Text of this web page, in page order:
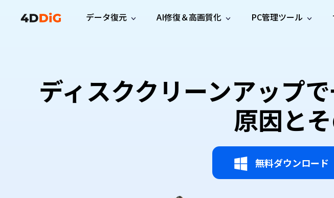
データ復元
プロ版 無料版
WhatsApp データ復元
WhatsAppのデータを復元
AI修復＆高画質化
動画修
復
写真修
復
音声修
復
動画
画質
PC管理ツール
Windows向けディスク管理ツール
Disk Copy
重複ファイルを検出・削除
Tenorshare Cleamio
新製
品
Macを徹底クリーンアップ＆最適化
ガイド・お問い合わせ
サブスク更新情報
ユーザーガイドセンター
使い方ガイド
ヒントと対処法
ディスククリーンアップ
原因と
無料ダウンロード